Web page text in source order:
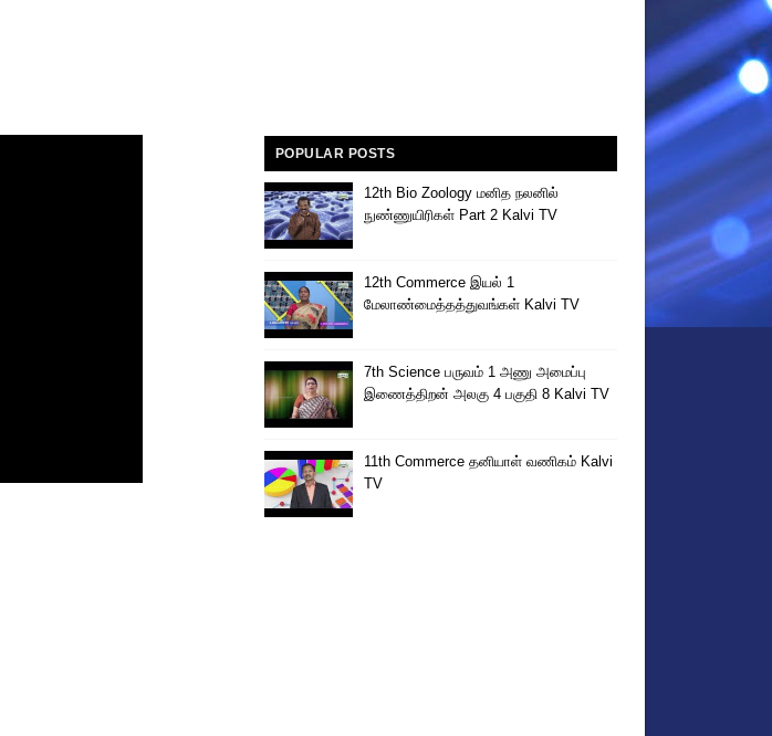
POPULAR POSTS
12th Bio Zoology மனித நலனில்
நுண்ணுயிரிகள் Part 2 Kalvi TV
12th Commerce இயல் 1
மேலாண்மைத்தத்துவங்கள் Kalvi TV
7th Science பருவம் 1 அணு அமைப்பு
இணைத்திறன் அலகு 4 பகுதி 8 Kalvi TV
11th Commerce தனியாள் வணிகம் Kalvi
TV